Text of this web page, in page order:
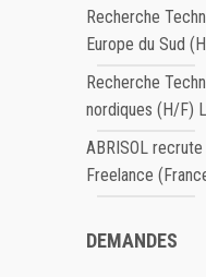
Recherche
Europe du Sud
Recherche
nordiques (H/F)
ABRISOL
Freelance
DEMANDES